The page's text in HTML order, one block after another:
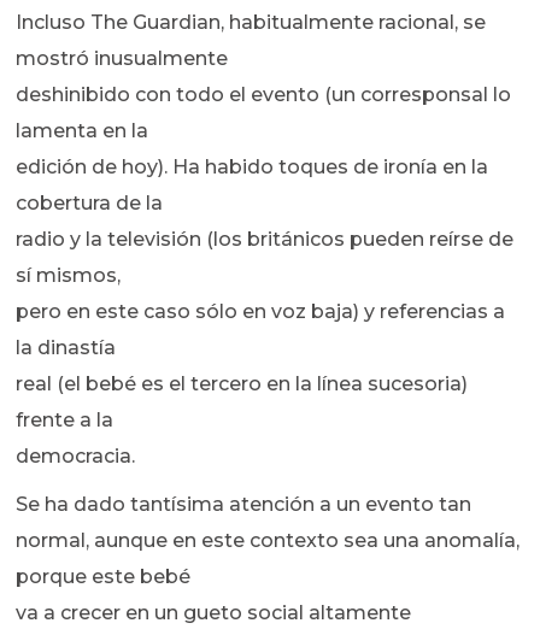
Incluso The Guardian, habitualmente racional, se
mostró inusualmente
deshinibido con todo el evento (un corresponsal lo
lamenta en la
edición de hoy). Ha habido toques de ironía en la
cobertura de la
radio y la televisión (los británicos pueden reírse de
sí mismos,
pero en este caso sólo en voz baja) y referencias a
la dinastía
real (el bebé es el tercero en la línea sucesoria)
frente a la
democracia.
Se ha dado tantísima atención a un evento tan
normal, aunque en este contexto sea una anomalía,
porque este bebé
va a crecer en un gueto social altamente